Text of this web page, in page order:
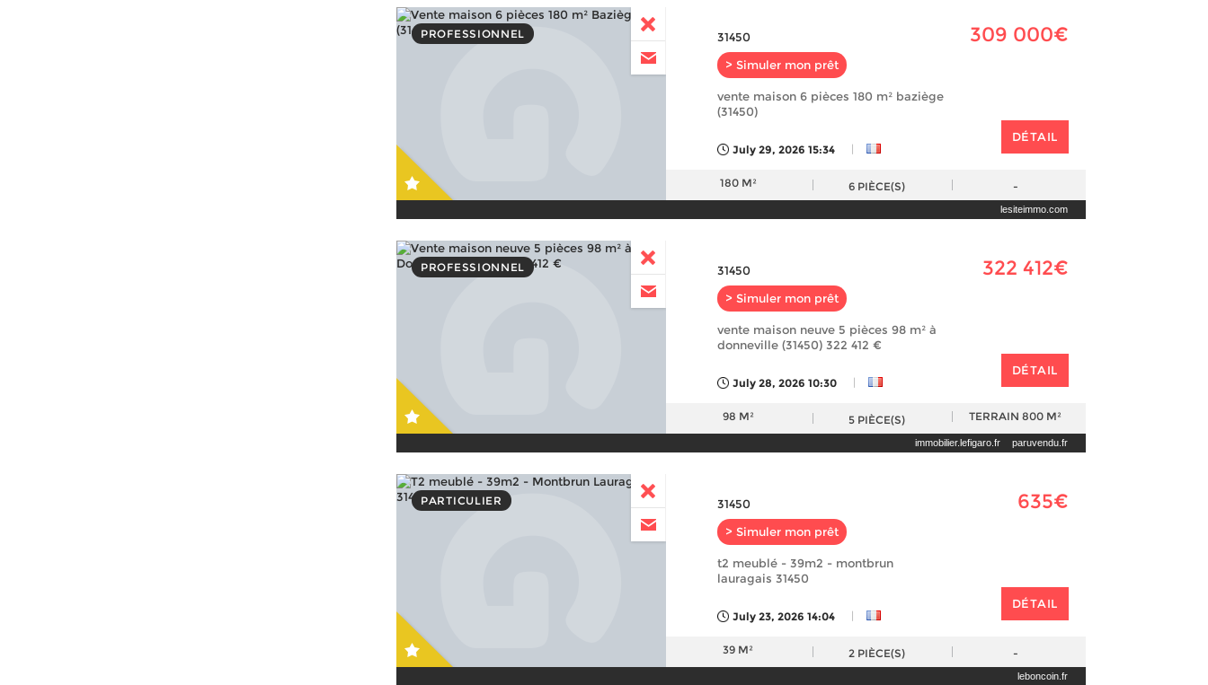
PROFESSIONNEL 31450
> Simuler mon prêt
309 000€
vente maison 6 pièces 180 m² baziège
(31450)
July 29, 2026 15:34 |
DÉTAIL
180 M² 6 PIÈCE(S) -
lesiteimmo.com
PROFESSIONNEL 31450
> Simuler mon prêt
322 412€
vente maison neuve 5 pièces 98 m² à
donneville (31450) 322 412 €
July 28, 2026 10:30 |
DÉTAIL
98 M² 5 PIÈCE(S) TERRAIN 800 M²
immobilier.lefigaro.fr paruvendu.fr
PARTICULIER 31450
> Simuler mon prêt
635€
t2 meublé - 39m2 - montbrun
lauragais 31450
July 23, 2026 14:04 |
DÉTAIL
39 M² 2 PIÈCE(S) -
leboncoin.fr